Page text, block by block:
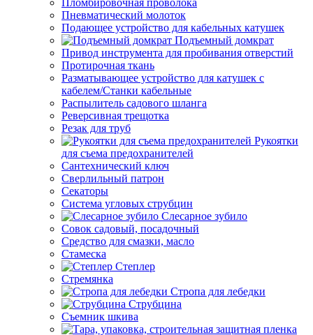
Пломбировочная проволока
Пневматический молоток
Подающее устройство для кабельных катушек
Подъемный домкрат
Привод инструмента для пробивания отверстий
Протирочная ткань
Разматывающее устройство для катушек с
кабелем/Станки кабельные
Распылитель садового шланга
Реверсивная трещотка
Резак для труб
Рукоятки
для съема предохранителей
Сантехнический ключ
Сверлильный патрон
Секаторы
Система угловых струбцин
Слесарное зубило
Совок садовый, посадочный
Средство для смазки, масло
Стамеска
Степлер
Стремянка
Стропа для лебедки
Струбцина
Съемник шкива